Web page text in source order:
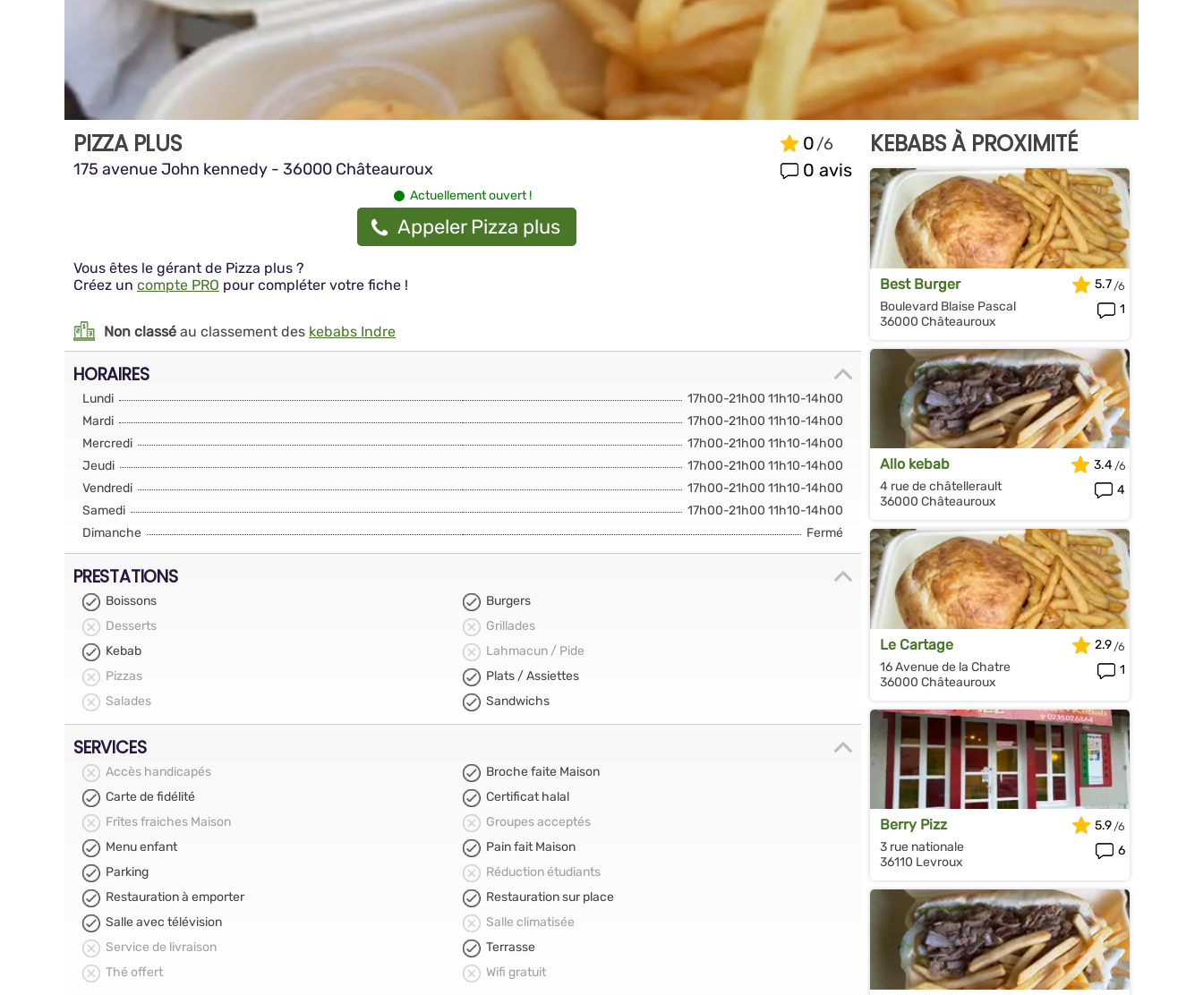
PIZZA PLUS
175 avenue John kennedy - 36000 Châteauroux
0
0 avis
Actuellement ouvert !
Appeler Pizza plus
Vous êtes le gérant de Pizza plus ?
Créez un compte PRO pour compléter votre fiche !
Non classé au classement des kebabs Indre
HORAIRES
Lundi
17h00-21h00 11h10-14h00
Mardi
17h00-21h00 11h10-14h00
Mercredi
17h00-21h00 11h10-14h00
Jeudi
17h00-21h00 11h10-14h00
Vendredi
17h00-21h00 11h10-14h00
Samedi
17h00-21h00 11h10-14h00
Dimanche
Fermé
PRESTATIONS
Boissons
Burgers
Desserts
Grillades
Kebab
Lahmacun / Pide
Pizzas
Plats / Assiettes
Salades
Sandwichs
SERVICES
Accès handicapés
Broche faite Maison
Carte de fidélité
Certificat halal
Frîtes fraiches Maison
Groupes acceptés
Menu enfant
Pain fait Maison
Parking
Réduction étudiants
Restauration à emporter
Restauration sur place
Salle avec télévision
Salle climatisée
Service de livraison
Terrasse
Thé offert
Wifi gratuit
KEBABS À PROXIMITÉ
Best Burger
Boulevard Blaise Pascal
36000 Châteauroux
5.7
1
Allo kebab
4 rue de châtellerault
36000 Châteauroux
3.4
4
Le Cartage
16 Avenue de la Chatre
36000 Châteauroux
2.9
1
Berry Pizz
3 rue nationale
36110 Levroux
5.9
6